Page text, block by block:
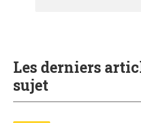
Les derniers
sujet